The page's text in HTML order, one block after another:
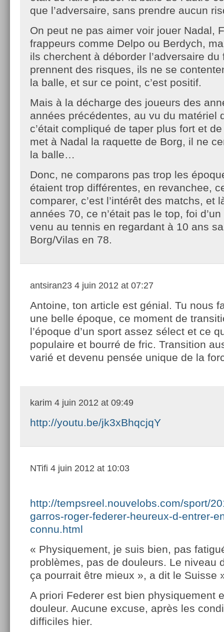
que l’adversaire, sans prendre aucun
On peut ne pas aimer voir jouer Nadal,
frappeurs comme Delpo ou Berdych,
ils cherchent à déborder l’adversaire
prennent des risques, ils ne se
la balle, et sur ce point, c’est positif.
Mais à la décharge des joueurs des
années précédentes, au vu du matériel
c’était compliqué de taper plus fort et
met à Nadal la raquette de Borg, il ne
la balle…
Donc, ne comparons pas trop les
étaient trop différentes, en revanchee,
comparer, c’est l’intérêt des matchs, et
années 70, ce n’était pas le top, foi
venu au tennis en regardant à 10 ans
Borg/Vilas en 78.
antsiran23 4 juin 2012 at 07:27
Antoine, ton article est génial. Tu nous
une belle époque, ce moment de
l’époque d’un sport assez sélect et ce
populaire et bourré de fric. Transition
varié et devenu pensée unique de la
karim 4 juin 2012 at 09:49
http://youtu.be/jk3xBhqcjqY
NTifi 4 juin 2012 at 10:03
http://tempsreel.nouvelobs.com/sport/
garros-roger-federer-heureux-d-entrer-
connu.html
« Physiquement, je suis bien, pas
problèmes, pas de douleurs. Le niveau
ça pourrait être mieux », a dit le Suisse
A priori Federer est bien physiquement
douleur. Aucune excuse, après les
difficiles hier.